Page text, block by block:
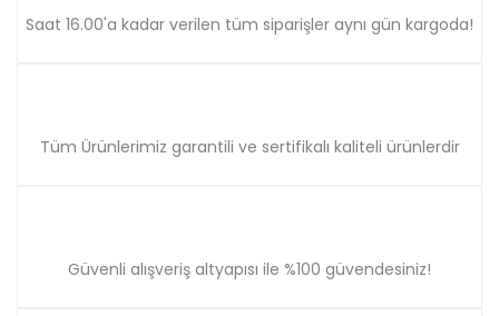
Saat 16.00'a kadar verilen tüm siparişler aynı gün kargoda!
Tüm Ürünlerimiz garantili ve sertifikalı kaliteli ürünlerdir
Güvenli alışveriş altyapısı ile %100 güvendesiniz!